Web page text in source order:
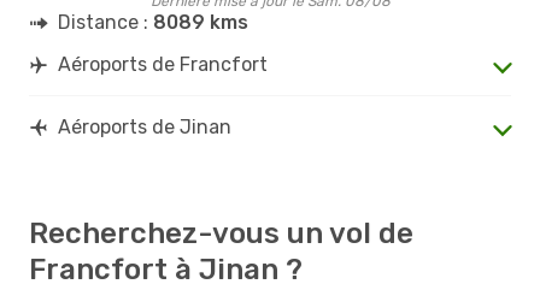
Distance : 8089 kms
Aéroports de Francfort
Aéroports de Jinan
Recherchez-vous un vol de
Francfort à Jinan ?